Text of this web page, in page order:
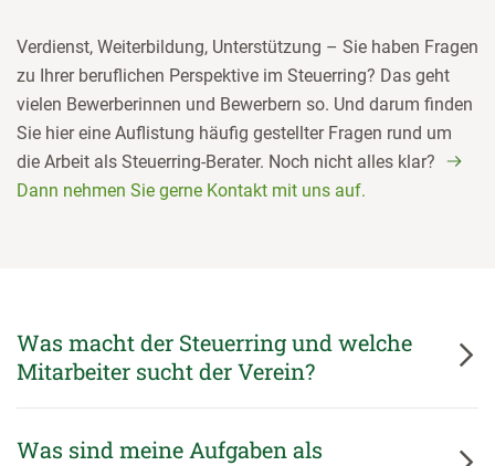
Verdienst, Weiterbildung, Unterstützung – Sie haben Fragen
zu Ihrer beruflichen Perspektive im Steuerring? Das geht
vielen Bewerberinnen und Bewerbern so. Und darum finden
Sie hier eine Auflistung häufig gestellter Fragen rund um
die Arbeit als Steuerring-Berater. Noch nicht alles klar?
Dann nehmen Sie gerne Kontakt mit uns auf.
Was macht der Steuerring und welche
Mitarbeiter sucht der Verein?
Was sind meine Aufgaben als